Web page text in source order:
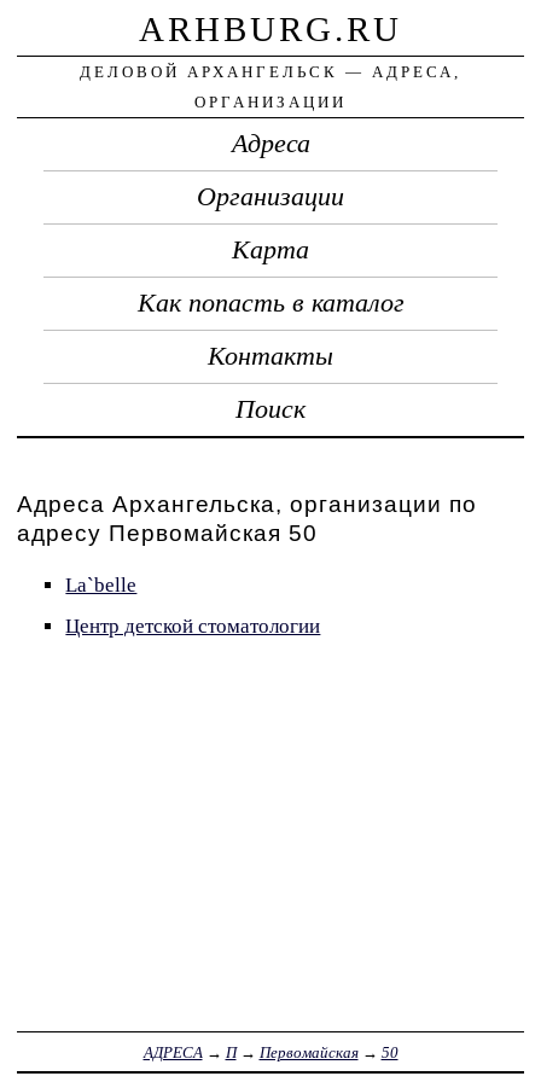
ARHBURG.RU
ДЕЛОВОЙ АРХАНГЕЛЬСК — АДРЕСА,
ОРГАНИЗАЦИИ
Адреса
Организации
Карта
Как попасть в каталог
Контакты
Поиск
Адреса Архангельска, организации по
адресу Первомайская 50
La`belle
Центр детской стоматологии
АДРЕСА → П→ Первомайская→ 50